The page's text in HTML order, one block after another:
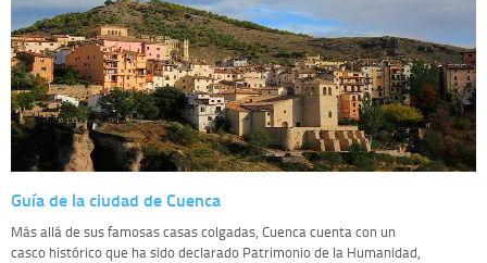
Guía de la ciudad de Cuenca
Más allá de sus famosas casas colgadas, Cuenca cuenta con un
casco histórico que ha sido declarado Patrimonio de la Humanidad,